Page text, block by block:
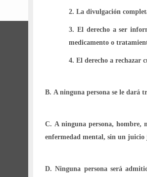
2. La divulgación
3. El derecho a ser
medicamento o
4. El derecho a rechazar
B. A ninguna persona se le dará
C. A ninguna persona, hombre,
enfermedad mental, sin un juicio
D. Ninguna persona será